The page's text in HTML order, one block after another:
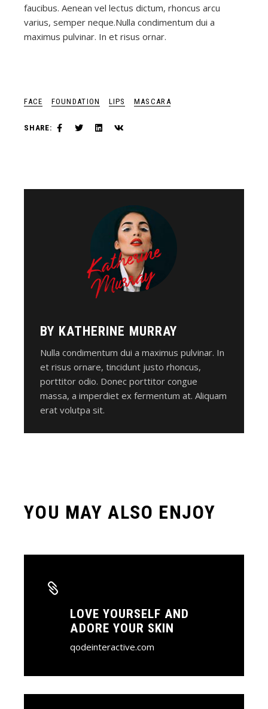
faucibus. Aenean vel lectus dictum, rhoncus arcu
varius, semper neque.Nulla condimentum dui a
maximus pulvinar. In et risus ornar.
FACE FOUNDATION LIPS MASCARA
SHARE:
K
a
t
h
e
ri
n
e
M
u
r
r
a
y
BY KATHERINE MURRAY
Nulla condimentum dui a maximus pulvinar. In
et risus ornare, tincidunt justo rhoncus,
porttitor odio. Donec porttitor congue
massa, a imperdiet ex fermentum at. Aliquam
erat volutpa sit.
YOU MAY ALSO ENJOY
LOVE YOURSELF AND
ADORE YOUR SKIN
qodeinteractive.com